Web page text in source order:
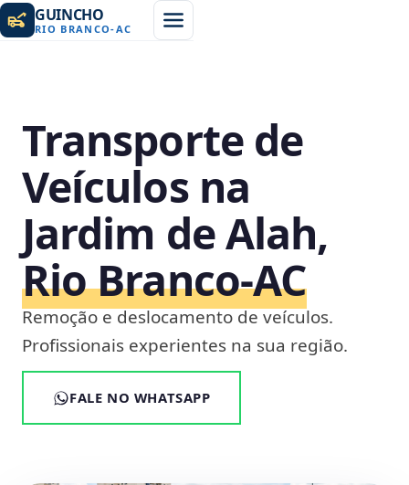
GUINCHO
RIO BRANCO-AC
Transporte de
Veículos na
Jardim de Alah,
Rio Branco‑AC
Remoção e deslocamento de veículos.
Profissionais experientes na sua região.
FALE NO WHATSAPP